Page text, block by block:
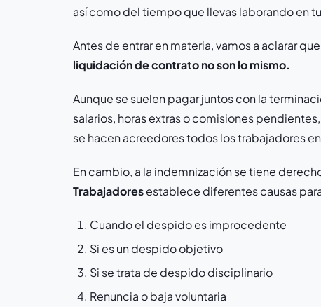
así como del tiempo que llevas laborando en
Antes de entrar en materia, vamos a aclarar que
liquidación de contrato no son lo mismo.
Aunque se suelen pagar juntos con la
salarios, horas extras o comisiones
se hacen acreedores todos los trabajadores
En cambio, a la indemnización se tiene
Trabajadoresestablece diferentes causas
Cuando el despido es improcedente
Si es un despido objetivo
Si se trata de despido disciplinario
Renuncia o baja voluntaria